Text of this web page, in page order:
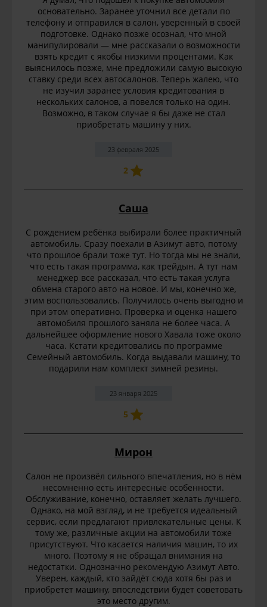
основательно. Заранее уточнил все детали по
телефону и отправился в салон, уверенный в своей
подготовке. Однако позже осознал, что мной
манипулировали — мне рассказали о возможности
взять кредит с якобы низкими процентами. Как
выяснилось позже, мне предложили самую высокую
ставку среди всех автосалонов. Теперь жалею, что
не изучил заранее условия кредитования в
нескольких салонов, а повелся только на один.
Возможно, в таком случае я бы даже не стал
приобретать машину у них.
23 февраля 2025
2
Саша
С рождением ребёнка выбирали более практичный
автомобиль. Сразу поехали в Азимут авто, потому
что прошлое брали тоже тут. Но тогда мы не знали,
что есть такая программа, как трейдын. А тут нам
менеджер все рассказал, что есть такая услуга
обмена старого авто на новое. И мы, конечно же,
этим воспользовались. Получилось очень выгодно и
при этом оперативно. Проверка и оценка нашего
автомобиля прошлого заняла не более часа. А
дальнейшее оформление нового Хавала тоже около
часа. Кстати кредитовались по программе
Семейный автомобиль. Когда выдавали машину, то
подарили нам комплект зимней резины.
23 января 2025
5
Мирон
Салон не произвёл сильного впечатления, но в нём
несомненно есть интересные особенности.
Обслуживание, конечно, оставляет желать лучшего.
Однако, на мой взгляд, и не требуется идеальный
сервис, если предлагают привлекательные цены. К
тому же, различные акции на автомобили тоже
присутствуют. Что касается наличия машин, то их
много. Поэтому я не обращал внимания на
недостатки. Однозначно рекомендую Азимут Авто.
Уверен, каждый, кто зайдёт сюда хотя бы раз и
приобретет машину, впоследствии будет советовать
это место другим.